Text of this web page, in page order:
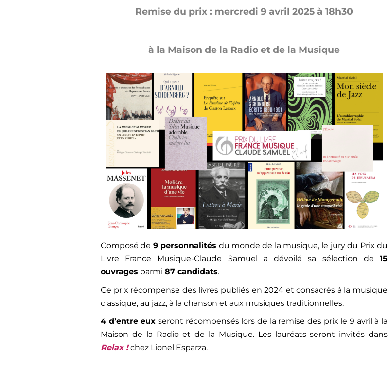
Remise du prix : mercredi 9 avril 2025 à 18h30
à la Maison de la Radio et de la Musique
Composé de 9 personnalités du monde de la musique, le jury du Prix du
Livre France Musique-Claude Samuel a dévoilé sa sélection de 15
ouvrages parmi 87 candidats.
Ce prix récompense des livres publiés en 2024 et consacrés à la musique
classique, au jazz, à la chanson et aux musiques traditionnelles.
4 d’entre eux seront récompensés lors de la remise des prix le 9 avril à la
Maison de la Radio et de la Musique. Les lauréats seront invités dans
Relax !chez Lionel Esparza.